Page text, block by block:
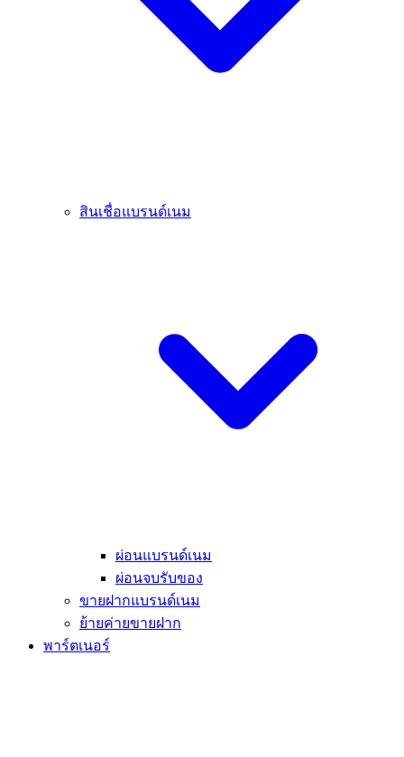
สินเชื่อแบรนด์เนม
ผ่อนแบรนด์เนม
ผ่อนจบรับของ
ขายฝากแบรนด์เนม
ย้ายค่ายขายฝาก
พาร์ตเนอร์